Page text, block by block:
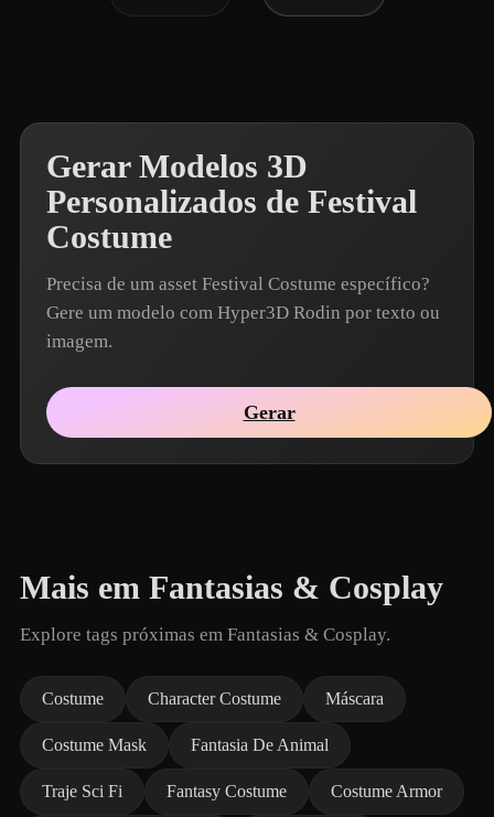
Gerar Modelos 3D
Personalizados de Festival
Costume
Precisa de um asset Festival Costume específico?
Gere um modelo com Hyper3D Rodin por texto ou
imagem.
Gerar
Mais em Fantasias & Cosplay
Explore tags próximas em Fantasias & Cosplay.
Costume Character Costume Máscara
Costume Mask Fantasia De Animal
Traje Sci Fi Fantasy Costume Costume Armor